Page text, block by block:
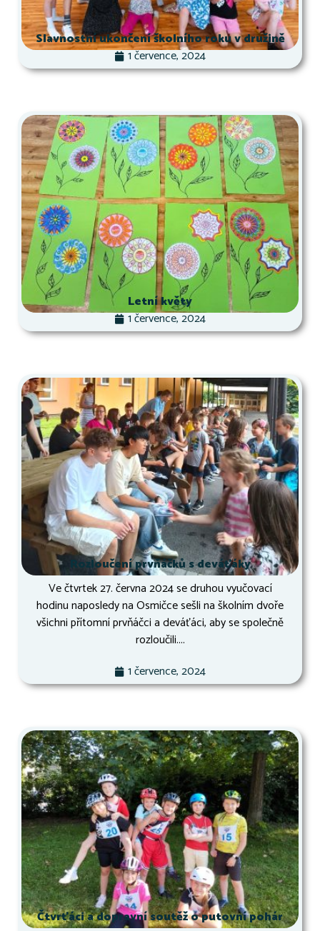
Slavnostní ukončení školního roku v družině
1 července, 2024
Letní květy
1 července, 2024
Rozloučení prvňáčků s deváťáky
Ve čtvrtek 27. června 2024 se druhou vyučovací
hodinu naposledy na Osmičce sešli na školním dvoře
všichni přítomní prvňáčci a deváťáci, aby se společně
rozloučili....
1 července, 2024
Čtvrťáci a dopravní soutěž o putovní pohár